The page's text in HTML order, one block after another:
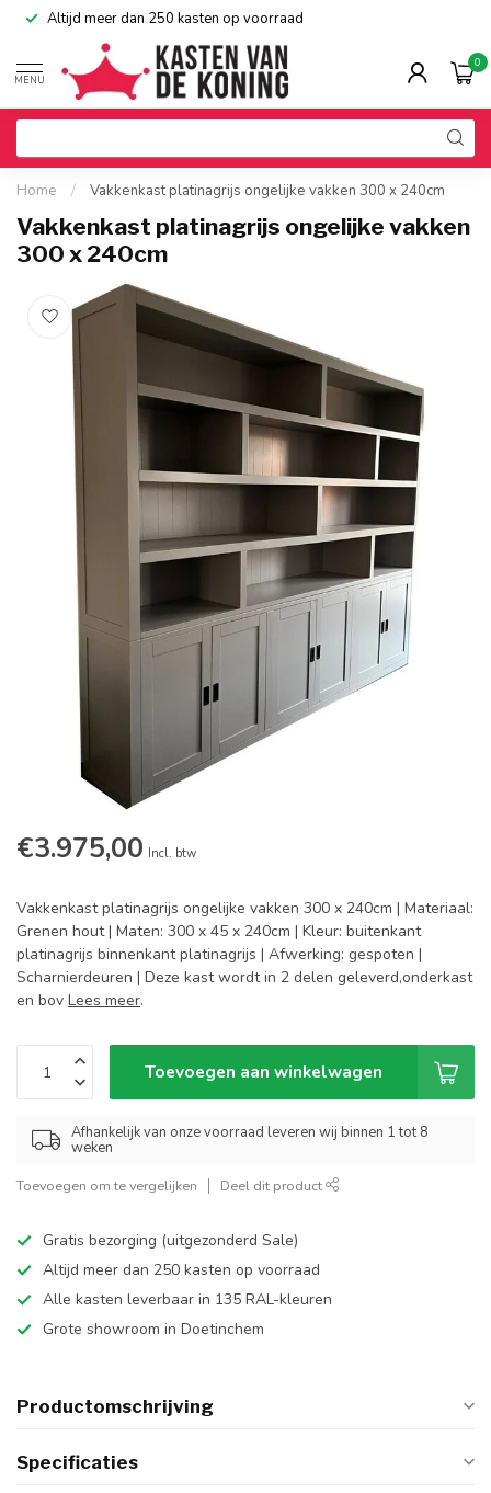
Altijd meer dan 250 kasten op voorraad
MENU
0
Home / Vakkenkast platinagrijs ongelijke vakken 300 x 240cm
Vakkenkast platinagrijs ongelijke vakken
300 x 240cm
€3.975,00 Incl. btw
Vakkenkast platinagrijs ongelijke vakken 300 x 240cm | Materiaal:
Grenen hout | Maten: 300 x 45 x 240cm | Kleur: buitenkant
platinagrijs binnenkant platinagrijs | Afwerking: gespoten |
Scharnierdeuren | Deze kast wordt in 2 delen geleverd,onderkast
en bov Lees meer.
Toevoegen aan winkelwagen
Afhankelijk van onze voorraad leveren wij binnen 1 tot 8
weken
Toevoegen om te vergelijken Deel dit product
Gratis bezorging (uitgezonderd Sale)
Altijd meer dan 250 kasten op voorraad
Alle kasten leverbaar in 135 RAL-kleuren
Grote showroom in Doetinchem
Productomschrijving
Specificaties